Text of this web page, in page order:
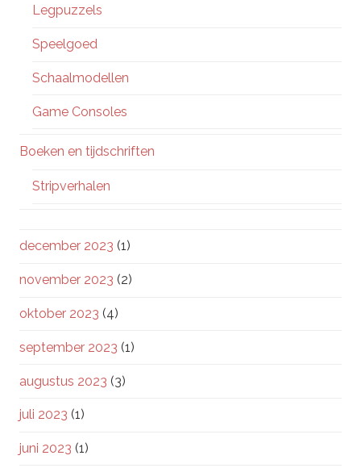
Legpuzzels
Speelgoed
Schaalmodellen
Game Consoles
Boeken en tijdschriften
Stripverhalen
december 2023 (1)
november 2023 (2)
oktober 2023 (4)
september 2023 (1)
augustus 2023 (3)
juli 2023 (1)
juni 2023 (1)